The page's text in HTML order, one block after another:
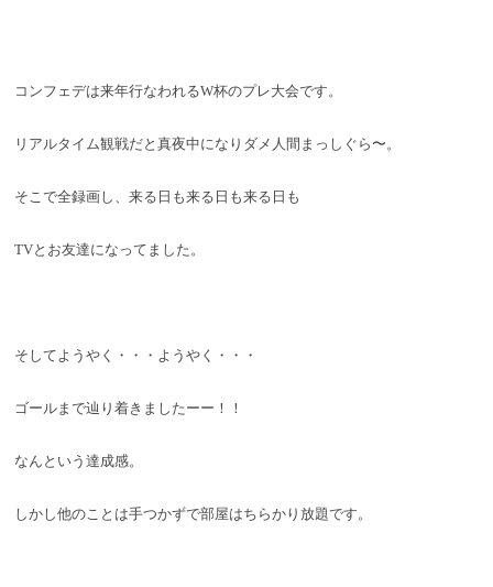
コンフェデは来年行なわれるW杯のプレ大会です。
リアルタイム観戦だと真夜中になりダメ人間まっしぐ ら〜。
そこで全録画し、来る日も来る日も来る日も
TVとお友達になってました。
そしてようやく・・・ようやく・・・
ゴールまで辿り着きましたーー！！
なんという達成感。
しかし他のことは手つかずで部屋はちらかり放題です。